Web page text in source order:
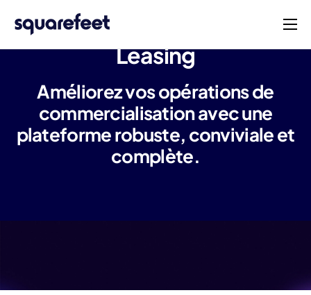
Produits
Blog
Leasing
Améliorez vos opérations de
commercialisation avec une
plateforme robuste, conviviale et
complète.